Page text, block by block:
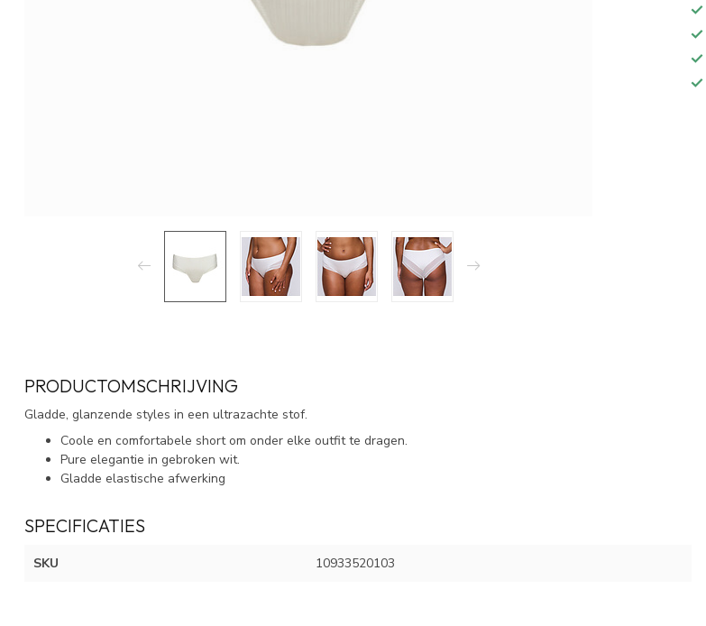
PRODUCTOMSCHRIJVING
Gladde, glanzende styles in een ultrazachte stof.
Coole en comfortabele short om onder elke outfit te dragen.
Pure elegantie in gebroken wit.
Gladde elastische afwerking
SPECIFICATIES
SKU 10933520103